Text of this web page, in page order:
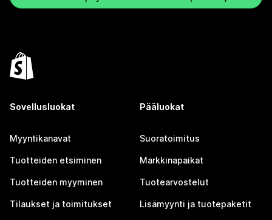
Sovellusluokat
Myyntikanavat
Tuotteiden etsiminen
Tuotteiden myyminen
Tilaukset ja toimitukset
Pääluokat
Suoratoimitus
Markkinapaikat
Tuotearvostelut
Lisämyynti ja tuotepaketit